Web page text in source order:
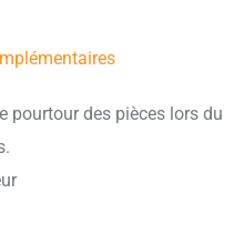
pourtour des pièces lors du